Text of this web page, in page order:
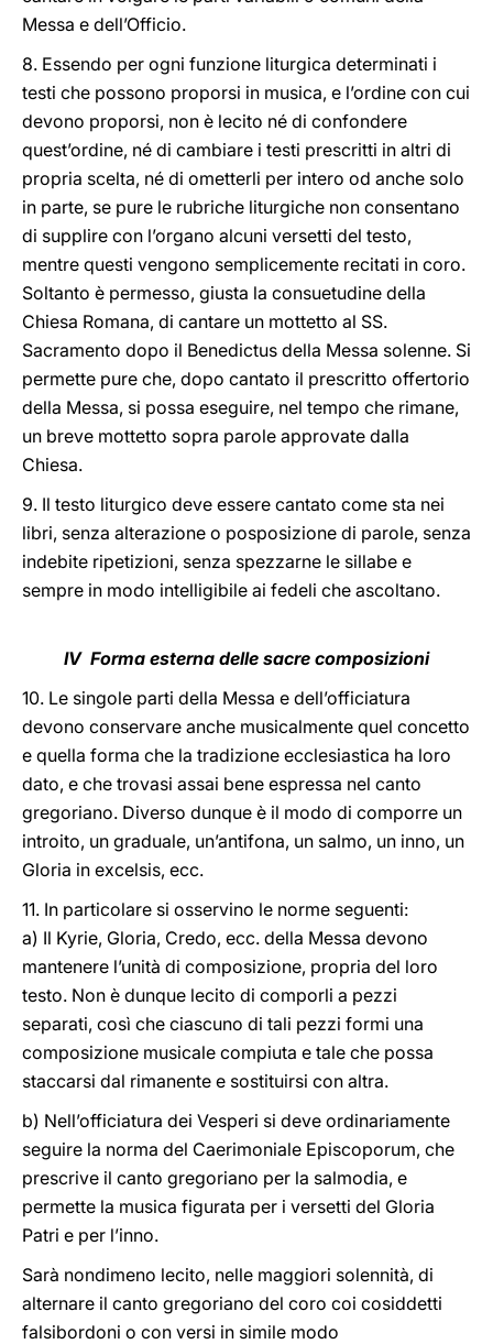
Messa e dell’Officio.
8. Essendo per ogni funzione liturgica determinati i
testi che possono proporsi in musica, e l’ordine con cui
devono proporsi, non è lecito né di confondere
quest’ordine, né di cambiare i testi prescritti in altri di
propria scelta, né di ometterli per intero od anche solo
in parte, se pure le rubriche liturgiche non consentano
di supplire con l’organo alcuni versetti del testo,
mentre questi vengono semplicemente recitati in coro.
Soltanto è permesso, giusta la consuetudine della
Chiesa Romana, di cantare un mottetto al SS.
Sacramento dopo il Benedictus della Messa solenne. Si
permette pure che, dopo cantato il prescritto offertorio
della Messa, si possa eseguire, nel tempo che rimane,
un breve mottetto sopra parole approvate dalla
Chiesa.
9. Il testo liturgico deve essere cantato come sta nei
libri, senza alterazione o posposizione di parole, senza
indebite ripetizioni, senza spezzarne le sillabe e
sempre in modo intelligibile ai fedeli che ascoltano.
IV Forma esterna delle sacre composizioni
10. Le singole parti della Messa e dell’officiatura
devono conservare anche musicalmente quel concetto
e quella forma che la tradizione ecclesiastica ha loro
dato, e che trovasi assai bene espressa nel canto
gregoriano. Diverso dunque è il modo di comporre un
introito, un graduale, un’antifona, un salmo, un inno, un
Gloria in excelsis, ecc.
11. In particolare si osservino le norme seguenti:
a) Il Kyrie, Gloria, Credo, ecc. della Messa devono
mantenere l’unità di composizione, propria del loro
testo. Non è dunque lecito di comporli a pezzi
separati, così che ciascuno di tali pezzi formi una
composizione musicale compiuta e tale che possa
staccarsi dal rimanente e sostituirsi con altra.
b) Nell’officiatura dei Vesperi si deve ordinariamente
seguire la norma del Caerimoniale Episcoporum, che
prescrive il canto gregoriano per la salmodia, e
permette la musica figurata per i versetti del Gloria
Patri e per l’inno.
Sarà nondimeno lecito, nelle maggiori solennità, di
alternare il canto gregoriano del coro coi cosiddetti
falsibordoni o con versi in simile modo